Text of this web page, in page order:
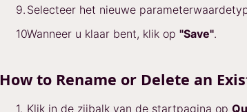
Selecteer het nieuwe
Wanneer u klaar bent, klik op "Save".
How to Rename or Delete an
Klik in de zijbalk van de startpagina op